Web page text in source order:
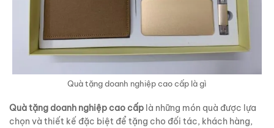
Quà tặng doanh nghiệp cao cấp là gì
Quà tặng doanh nghiệp cao cấp là những món quà được lựa
chọn và thiết kế đặc biệt để tặng cho đối tác, khách hàng,